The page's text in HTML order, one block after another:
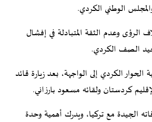
الوطني الكردي.
الرؤى وعدم الثقة المتبادلة في إفشال
الصف الكردي.
الكردي إلى الواجهة، بعد زيارة قائد
كردستان ولقائه مسعود بارزاني.
الجيدة مع تركيا، ويدرك أهمية وحدة